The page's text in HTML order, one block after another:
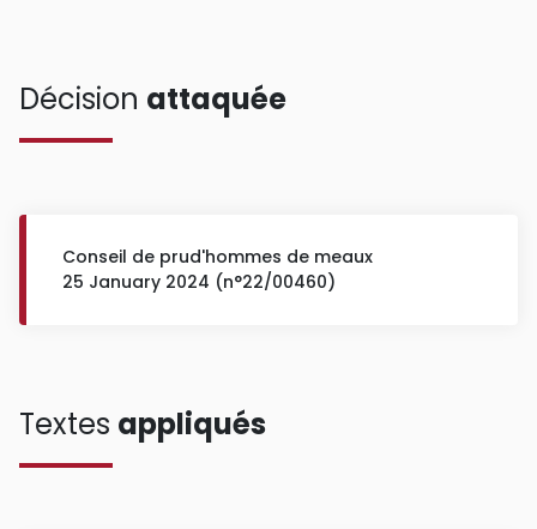
Décision attaquée
Conseil de prud'hommes de meaux
25 January 2024 (n°22/00460)
Textes appliqués